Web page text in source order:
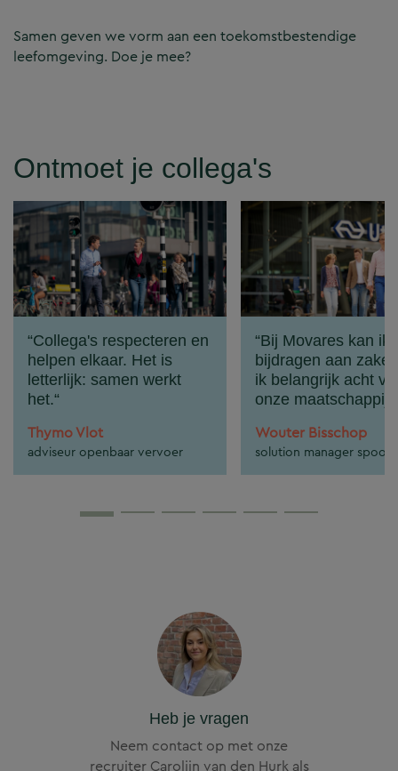
Samen geven we vorm aan een toekomstbestendige
leefomgeving. Doe je mee?
Ontmoet je collega's
Collega's respecteren en
helpen elkaar. Het is
letterlijk: samen werkt
het.
Thymo Vlot
adviseur openbaar vervoer
Bij Movares kan ik
bijdragen aan
ik belangrijk acht
onze maatschappij
Wouter Bisschop
solution manager spoor
Heb je vragen
Neem contact op met onze
recruiter Carolijn van den Hurk als